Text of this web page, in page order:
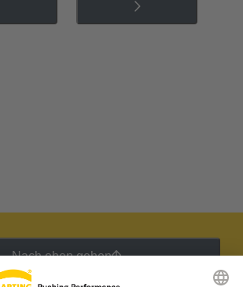
Nach oben gehen